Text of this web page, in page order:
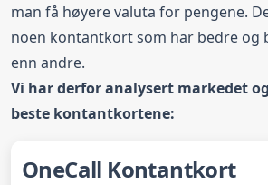
man få høyere valuta for pengene.
noen kontantkort som har bedre og
enn andre.
Vi har derfor analysert markedet
beste kontantkortene:
OneCall Kontantkort